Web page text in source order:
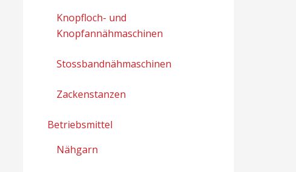
Knopfloch- und
Knopfannähmaschinen
Stossbandnähmaschinen
Zackenstanzen
Betriebsmittel
Nähgarn